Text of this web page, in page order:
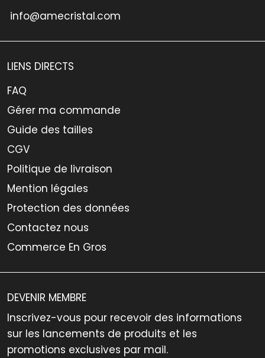
info@amecristal.com
LIENS DIRECTS
FAQ
Gérer ma commande
Guide des tailles
CGV
Politique de livraison
Mention légales
Protection des données
Contactez nous
Commerce En Gros
DEVENIR MEMBRE
Inscrivez-vous pour recevoir des informations
sur les lancements de produits et les
promotions exclusives par mail.